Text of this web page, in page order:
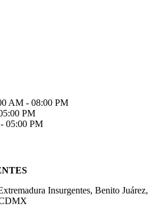
AM - 08:00 PM
PM
05:00 PM
Insurgentes, Benito Juárez,